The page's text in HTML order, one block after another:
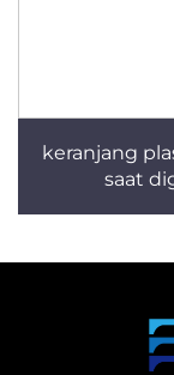
keranjang
saat